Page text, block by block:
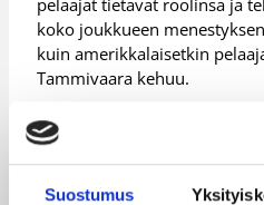
Suostumus
koko joukkueen
kuin amerikkalaisetkin
Tammivaara kehuu.
– Ammattilaisuuden
jokainen pelaaja pystyy
olosuhteissa. Esimerkiksi
Huuskonen ja Jussi Eskola